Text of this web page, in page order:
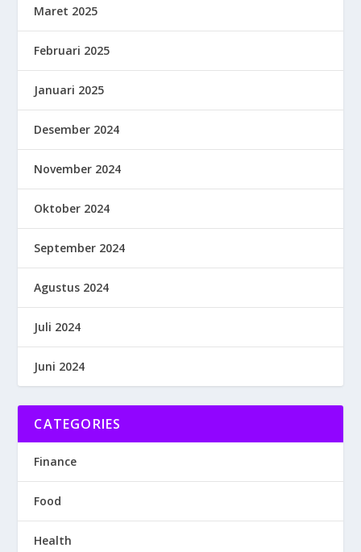
Maret 2025
Februari 2025
Januari 2025
Desember 2024
November 2024
Oktober 2024
September 2024
Agustus 2024
Juli 2024
Juni 2024
CATEGORIES
Finance
Food
Health